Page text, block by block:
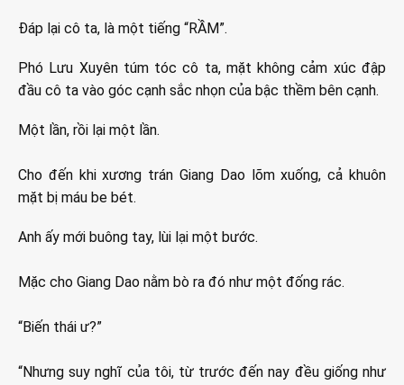
Đáp lại cô ta, là một tiếng “RẦM”.
Phó Lưu Xuyên túm tóc cô ta, mặt không cảm xúc đập
đầu cô ta vào góc cạnh sắc nhọn của bậc thềm bên cạnh.
Một lần, rồi lại một lần.
Cho đến khi xương trán Giang Dao lõm xuống, cả khuôn
mặt bị máu be bét.
Anh ấy mới buông tay, lùi lại một bước.
Mặc cho Giang Dao nằm bò ra đó như một đống rác.
“Biến thái ư?”
“Nhưng suy nghĩ của tôi, từ trước đến nay đều giống như